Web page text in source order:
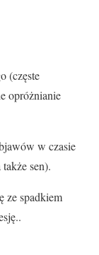
(częste
opróżnianie
w czasie
sen).
ze spadkiem